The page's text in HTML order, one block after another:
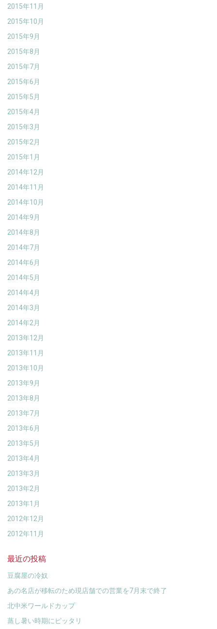
2015年11月
2015年10月
2015年9月
2015年8月
2015年7月
2015年6月
2015年5月
2015年4月
2015年3月
2015年2月
2015年1月
2014年12月
2014年11月
2014年10月
2014年9月
2014年8月
2014年7月
2014年6月
2014年5月
2014年4月
2014年3月
2014年2月
2013年12月
2013年11月
2013年10月
2013年9月
2013年8月
2013年7月
2013年6月
2013年5月
2013年4月
2013年3月
2013年2月
2013年1月
2012年12月
2012年11月
最近の投稿
豆腐屋の冷奴
あの名店が移転のため現店舗での営業を7月末で終了
北中米ワールドカップ
蒸し暑い時期にピッタリ